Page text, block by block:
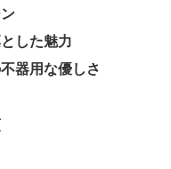
した魅力
器用な優しさ